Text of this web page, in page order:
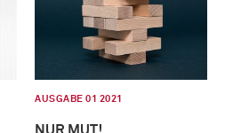
AUSGABE 01 2021
NUR MUT!